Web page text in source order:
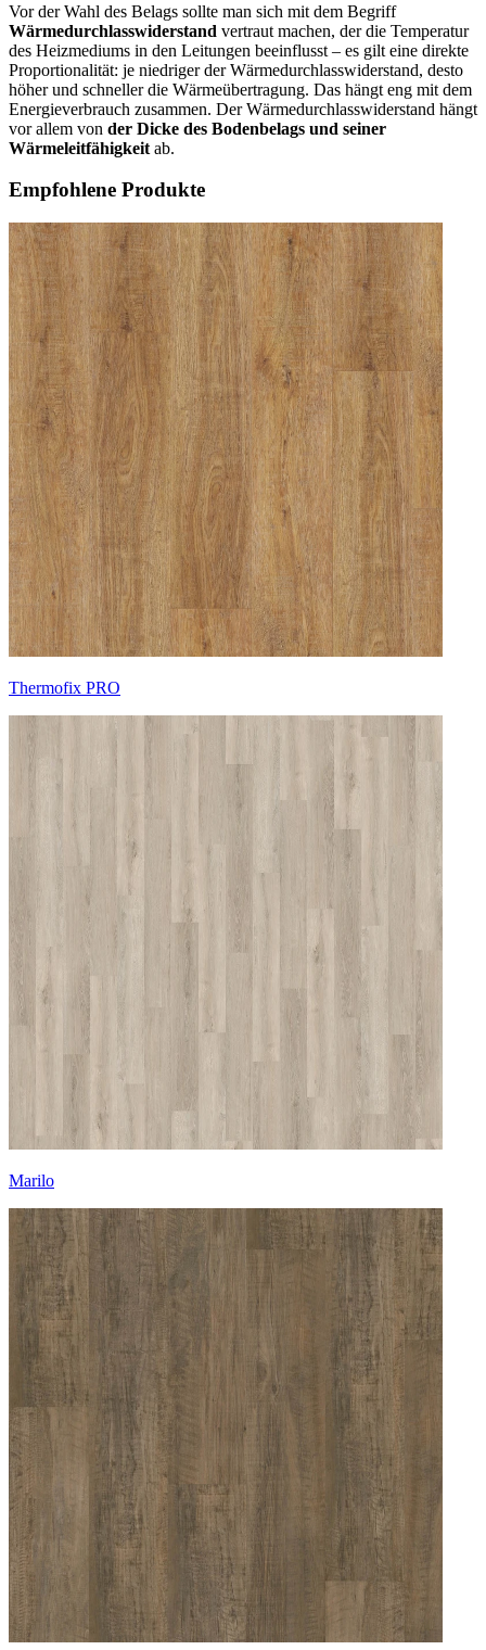
Vor der Wahl des Belags sollte man sich mit dem Begriff
Wärmedurchlasswiderstand vertraut machen, der die Temperatur
des Heizmediums in den Leitungen beeinflusst – es gilt eine direkte
Proportionalität: je niedriger der Wärmedurchlasswiderstand, desto
höher und schneller die Wärmeübertragung. Das hängt eng mit dem
Energieverbrauch zusammen. Der Wärmedurchlasswiderstand hängt
vor allem von der Dicke des Bodenbelags und seiner
Wärmeleitfähigkeit ab.
Empfohlene Produkte
Thermofix PRO
Marilo